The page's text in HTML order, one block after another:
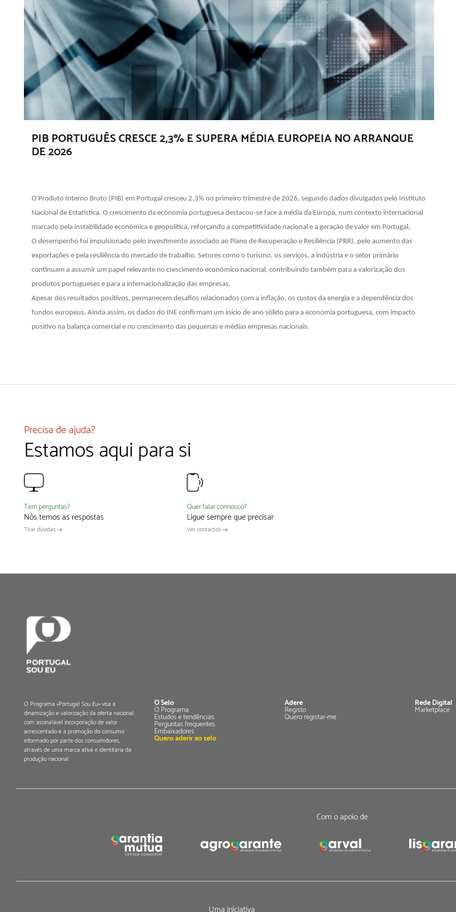
PIB PORTUGUÊS CRESCE 2,3% E SUPERA MÉDIA EUROPEIA NO ARRANQUE
DE 2026
O Produto Interno Bruto (PIB) em Portugal cresceu 2,3% no primeiro trimestre de 2026, segundo dados divulgados pelo Instituto
Nacional de Estatística. O crescimento da economia portuguesa destacou-se face à média da Europa, num contexto internacional
marcado pela instabilidade económica e geopolítica, reforçando a competitividade nacional e a geração de valor em Portugal.
O desempenho foi impulsionado pelo investimento associado ao Plano de Recuperação e Resiliência (PRR), pelo aumento das
exportações e pela resiliência do mercado de trabalho. Setores como o turismo, os serviços, a indústria e o setor primário
continuam a assumir um papel relevante no crescimento económico nacional, contribuindo também para a valorização dos
produtos portugueses e para a internacionalização das empresas.
Apesar dos resultados positivos, permanecem desafios relacionados com a inflação, os custos da energia e a dependência dos
fundos europeus. Ainda assim, os dados do INE confirmam um início de ano sólido para a economia portuguesa, com impacto
positivo na balança comercial e no crescimento das pequenas e médias empresas nacionais.
Precisa de ajuda?
Estamos aqui para si
Tem perguntas?
Nós temos as respostas
Tirar dúvidas
Quer falar connosco?
Ligue sempre que precisar
Ver contactos
O Programa «Portugal Sou Eu» visa a
dinamização e valorização da oferta nacional
com assinalável incorporação de valor
acrescentado e a promoção do consumo
informado por parte dos consumidores,
através de uma marca ativa e identitária da
produção nacional.
O Selo
O Programa
Estudos e tendências
Perguntas frequentes
Embaixadores
Quero aderir ao selo
Adere
Registo
Quero registar-me
Rede Digital
Marketplace
Com o apoio de